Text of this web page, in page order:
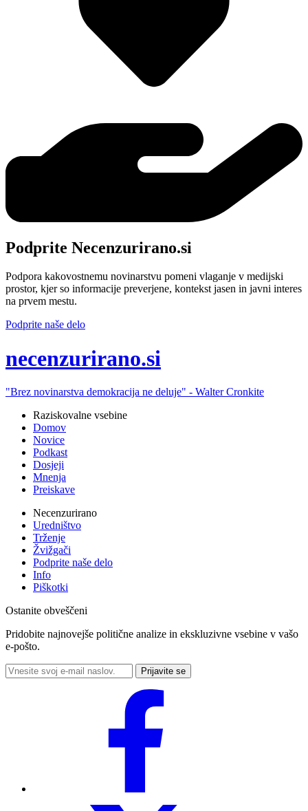
Podprite Necenzurirano.si
Podpora kakovostnemu novinarstvu pomeni vlaganje v medijski
prostor, kjer so informacije preverjene, kontekst jasen in javni interes
na prvem mestu.
Podprite naše delo
necenzurirano.si
"Brez novinarstva demokracija ne deluje" - Walter Cronkite
Raziskovalne vsebine
Domov
Novice
Podkast
Dosjeji
Mnenja
Preiskave
Necenzurirano
Uredništvo
Trženje
Žvižgači
Podprite naše delo
Info
Piškotki
Ostanite obveščeni
Pridobite najnovejše politične analize in ekskluzivne vsebine v vašo
e-pošto.
Prijavite se